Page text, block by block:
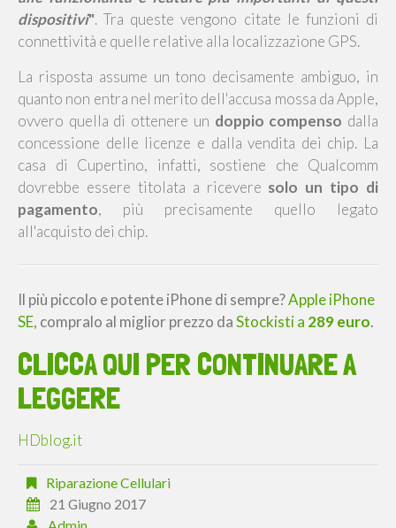
dispositivi". Tra queste vengono citate le funzioni di
connettività e quelle relative alla localizzazione GPS.
La risposta assume un tono decisamente ambiguo, in
quanto non entra nel merito dell'accusa mossa da Apple,
ovvero quella di ottenere un doppio compenso dalla
concessione delle licenze e dalla vendita dei chip. La
casa di Cupertino, infatti, sostiene che Qualcomm
dovrebbe essere titolata a ricevere solo un tipo di
pagamento, più precisamente quello legato
all'acquisto dei chip.
Il più piccolo e potente iPhone di sempre?Apple iPhone
SE, compralo al miglior prezzo daStockisti a 289 euro.
CLICCA QUI PER CONTINUARE A
LEGGERE
HDblog.it
Riparazione Cellulari
21 Giugno 2017